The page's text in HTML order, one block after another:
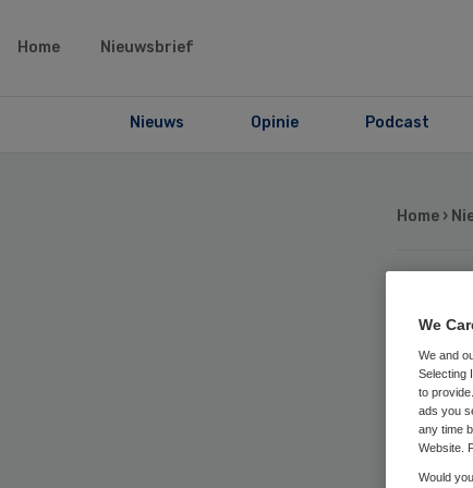
Home Nieuwsbrief
Nieuws Opinie Podcast
Home ›
We
We and
Selecting
to
ads you
any time
Website.
Would